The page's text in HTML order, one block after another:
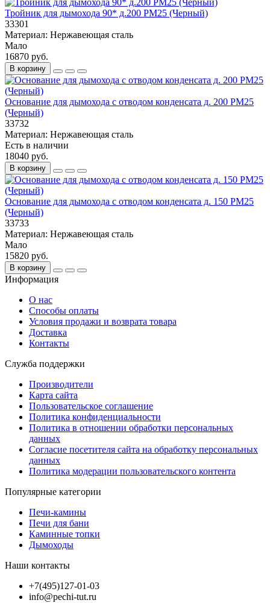
Тройник для дымохода 90* д.200 РМ25 (Черный)
33301
Материал: Нержавеющая сталь
Мало
16870 руб.
В корзину
Основание для дымохода с отводом конденсата д. 200 PM25
(Черный)
33732
Материал: Нержавеющая сталь
Есть в наличии
18040 руб.
В корзину
Основание для дымохода с отводом конденсата д. 150 PM25
(Черный)
33733
Материал: Нержавеющая сталь
Мало
15820 руб.
В корзину
Информация
О нас
Способы оплаты
Условия продажи и возврата товара
Доставка
Контакты
Служба поддержки
Производители
Карта сайта
Пользовательское соглашение
Политика конфиденциальности
Политика в отношении обработки персональных
данных
Согласие посетителя сайта на обработку персональных
данных
Политика модерации пользовательского контента
Популярные категории
Печи-камины
Печи для бани
Каминные топки
Дымоходы
Наши контакты
+7(495)127-01-03
info@pechi-tut.ru